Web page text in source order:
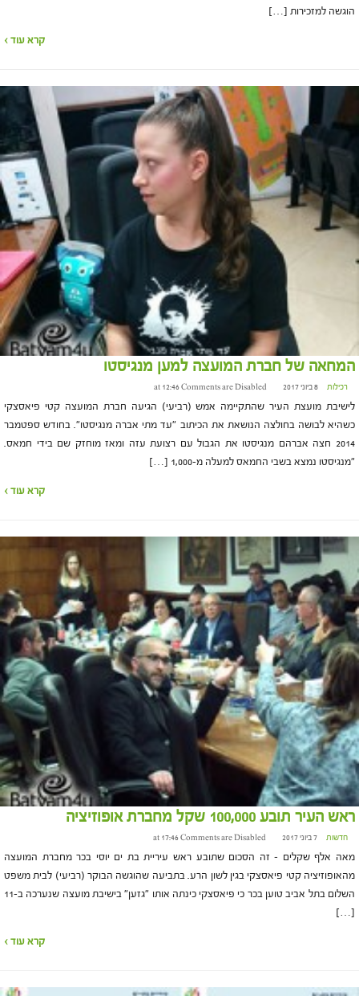
הוגשה למזכירות […]
קרא עוד ›
המחאה של חברת המועצה למען מנגיסטו
רכילות 8 ביוני 2017 at 12:46 Comments are Disabled
לישיבת מועצת העיר שהתקיימה אמש (רביעי) הגיעה חברת המועצה קטי פיאסצקי
כשהיא לבושה בחולצה הנושאת את הכיתוב "עד מתי אברה מנגיסטו". בחודש ספטמבר
2014 חצה אברהם מנגיסטו את הגבול עם רצועת עזה ומאז מוחזק שם בידי חמאס.
"מנגיסטו נמצא בשבי החמאס למעלה מ-1,000 […]
קרא עוד ›
ראש העיר תובע 100,000 שקל מחברת אופוזיציה
חדשות 7 ביוני 2017 at 17:46 Comments are Disabled
מאה אלף שקלים – זה הסכום שתובע ראש עיריית בת ים יוסי בכר מחברת המועצה
מהאופוזיציה קטי פיאסצקי בגין לשון הרע. בתביעה שהוגשה הבוקר (רביעי) לבית משפט
השלום בתל אביב טוען בכר כי פיאסצקי כינתה אותו "גזען" בישיבת מועצה שנערכה ב-11
[…]
קרא עוד ›